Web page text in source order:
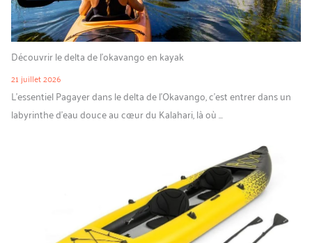
Découvrir le delta de l’okavango en kayak
21 juillet 2026
L’essentiel Pagayer dans le delta de l’Okavango, c’est entrer dans un
labyrinthe d’eau douce au cœur du Kalahari, là où ...